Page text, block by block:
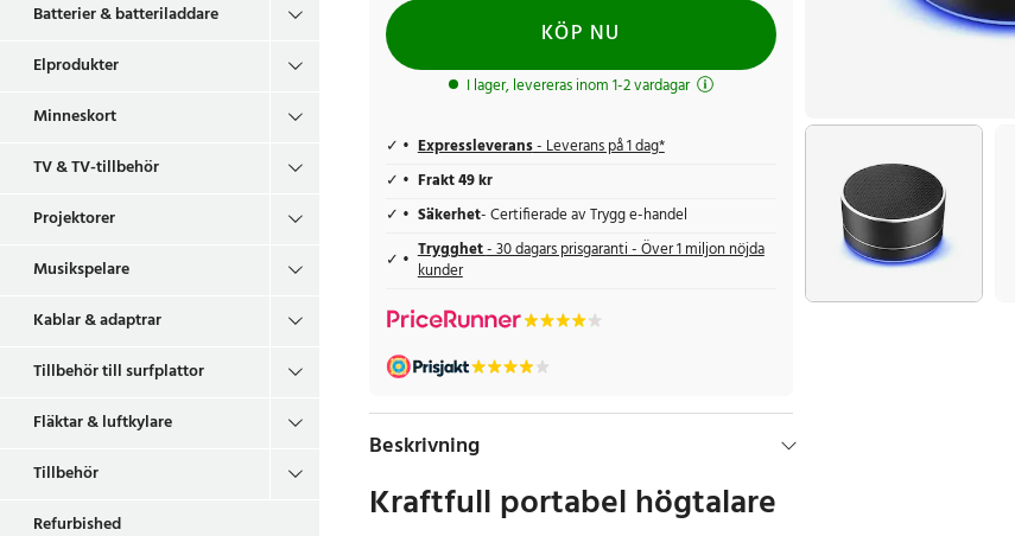
Batterier & batteriladdare
Elprodukter
Minneskort
TV & TV-tillbehör
Projektorer
Musikspelare
Kablar & adaptrar
Tillbehör till surfplattor
Fläktar & luftkylare
Tillbehör
Refurbished
KÖP NU
I lager, levereras inom 1-2 vardagar
Expressleverans- Leverans på 1 dag*
Frakt 49 kr
Säkerhet- Certifierade av Trygg e-handel
Trygghet- 30 dagars prisgaranti - Över 1 miljon nöjda
kunder
Beskrivning
Kraftfull portabel högtalare